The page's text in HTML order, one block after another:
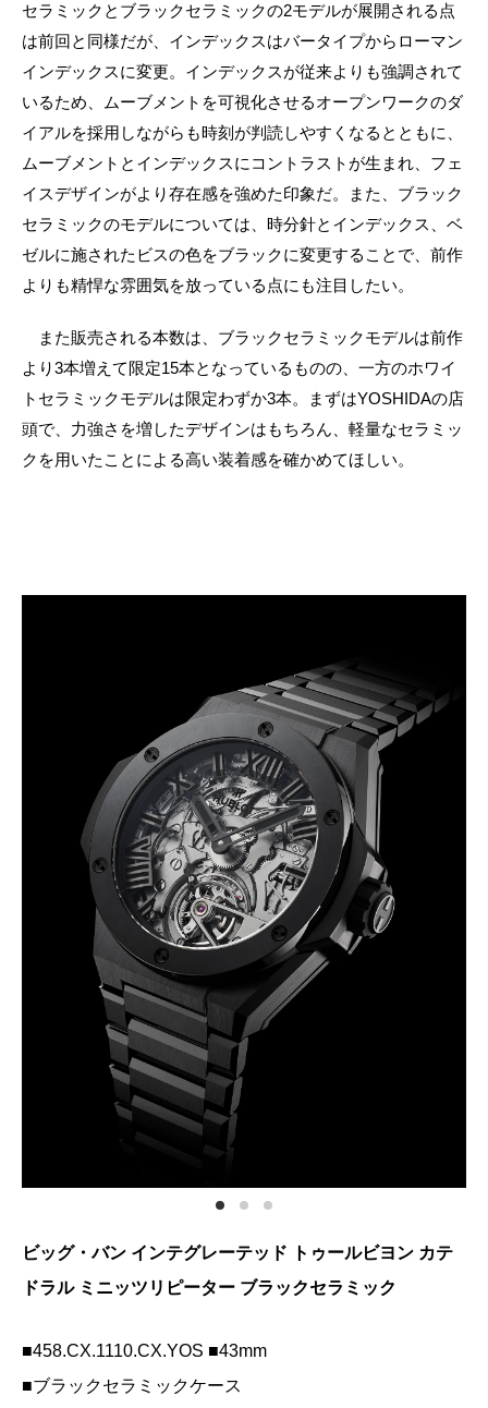
セラミックとブラックセラミックの2モデルが展開される点
は前回と同様だが、インデックスはバータイプからローマン
インデックスに変更。インデックスが従来よりも強調されて
いるため、ムーブメントを可視化させるオープンワークのダ
イアルを採用しながらも時刻が判読しやすくなるとともに、
ムーブメントとインデックスにコントラストが生まれ、フェ
イスデザインがより存在感を強めた印象だ。また、ブラック
セラミックのモデルについては、時分針とインデックス、ベ
ゼルに施されたビスの色をブラックに変更することで、前作
よりも精悍な雰囲気を放っている点にも注目したい。
また販売される本数は、ブラックセラミックモデルは前作
より3本増えて限定15本となっているものの、一方のホワイ
トセラミックモデルは限定わずか3本。まずはYOSHIDAの店
頭で、力強さを増したデザインはもちろん、軽量なセラミッ
クを用いたことによる高い装着感を確かめてほしい。
ビッグ・バン インテグレーテッド トゥールビヨン カテ
ドラル ミニッツリピーター ブラックセラミック
■458.CX.1110.CX.YOS ■43mm
■ブラックセラミックケース